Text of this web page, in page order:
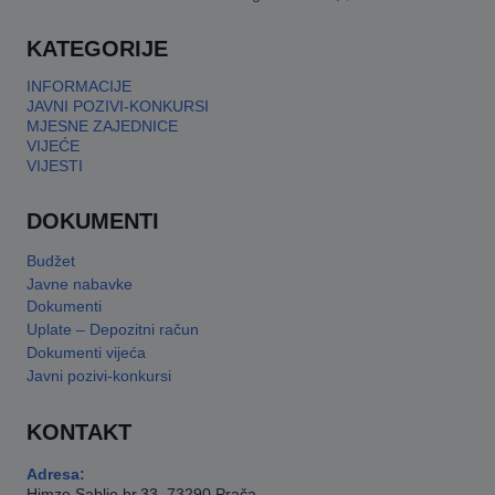
KATEGORIJE
INFORMACIJE
JAVNI POZIVI-KONKURSI
MJESNE ZAJEDNICE
VIJEĆE
VIJESTI
DOKUMENTI
Budžet
Javne nabavke
Dokumenti
Uplate – Depozitni račun
Dokumenti vijeća
Javni pozivi-konkursi
KONTAKT
Adresa: